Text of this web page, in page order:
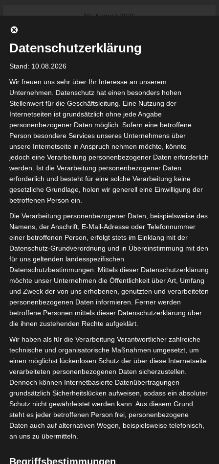
10. August 2026
beginnt am 22. und 23. August
2026 (Update)
Meisterschaft an
Ligue 1 Pro: Spielplan der ersten 15
Spieltage der Saison 2026/2027
Ligue 2 Pro Tunesien 2026/2027 –
Saison beginnt am am 19./20.
September 2026
Internationaler Sportgerichtshof
lehnt Eilverfahren ab – AS Soliman
steuert auf die Ligue 2 zu
tunesienfussball.de
Tunesien Ligafußball
von Google Adsense (Google Ireland Limited, Gordon House, Barrow
Ireland) benötigen wir laut DSGVO Ihre Zustimmung. Es werden seitens
Daten erhoben, verarbeitet und gespeichert. Welche Daten genau
bitte den Datenschutzbedingungen.
Google Adsenseist deaktiviert. ✓ Erlauben Datenschutzbedingungen
Sie befinden sich hier:Startseite»News»Fußball»
Welt» Afrika»Tunesien »Ligen»Ligue 1»Tunesien:
Saisonstart der Ligue 1 verschoben
Datenschutzerklärung
Stand: 10.08.2026
Wir freuen uns sehr über Ihr Interesse an unserem
Unternehmen. Datenschutz hat einen besonders hohen
Stellenwert für die Geschäftsleitung. Eine Nutzung der
Internetseiten ist grundsätzlich ohne jede Angabe
personenbezogener Daten möglich. Sofern eine betroffene
Person besondere Services unseres Unternehmens über
unsere Internetseite in Anspruch nehmen möchte, könnte
jedoch eine Verarbeitung personenbezogener Daten erforderlich
werden. Ist die Verarbeitung personenbezogener Daten
erforderlich und besteht für eine solche Verarbeitung keine
gesetzliche Grundlage, holen wir generell eine Einwilligung der
betroffenen Person ein.
Die Verarbeitung personenbezogener Daten, beispielsweise des
Namens, der Anschrift, E-Mail-Adresse oder Telefonnummer
einer betroffenen Person, erfolgt stets im Einklang mit der
Datenschutz-Grundverordnung und in Übereinstimmung mit den
für uns geltenden landesspezifischen
Datenschutzbestimmungen. Mittels dieser Datenschutzerklärung
möchte unser Unternehmen die Öffentlichkeit über Art, Umfang
und Zweck der von uns erhobenen, genutzten und verarbeiteten
personenbezogenen Daten informieren. Ferner werden
betroffene Personen mittels dieser Datenschutzerklärung über
die ihnen zustehenden Rechte aufgeklärt.
Wir haben als für die Verarbeitung Verantwortlicher zahlreiche
technische und organisatorische Maßnahmen umgesetzt, um
einen möglichst lückenlosen Schutz der über diese Internetseite
verarbeiteten personenbezogenen Daten sicherzustellen.
Dennoch können Internetbasierte Datenübertragungen
grundsätzlich Sicherheitslücken aufweisen, sodass ein absoluter
Schutz nicht gewährleistet werden kann. Aus diesem Grund
steht es jeder betroffenen Person frei, personenbezogene
Daten auch auf alternativen Wegen, beispielsweise telefonisch,
an uns zu übermitteln.
Begriffsbestimmungen